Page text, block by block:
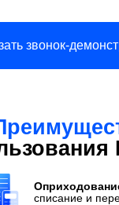
звонок-
списание и